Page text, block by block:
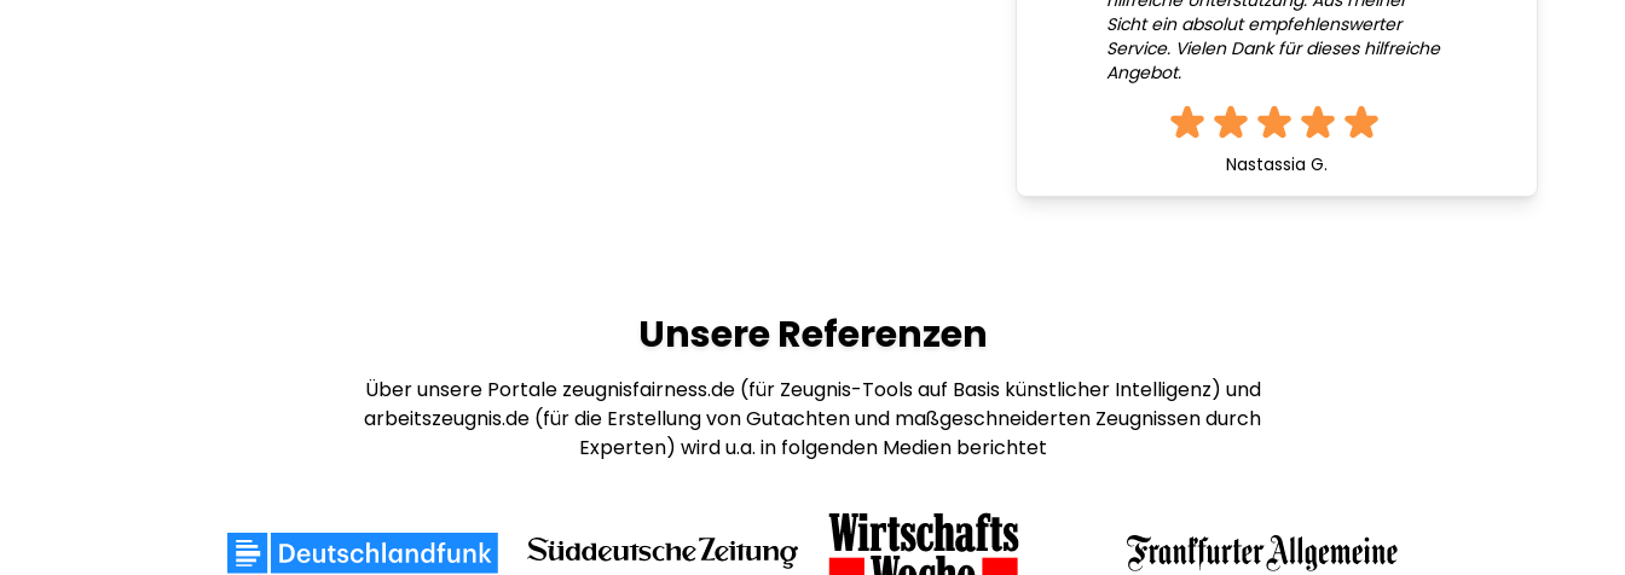
Sicht ein absolut empfehlenswerter
Service. Vielen Dank für dieses hilfreiche
Angebot.
Nastassia G.
Unsere Referenzen
Über unsere Portale zeugnisfairness.de (für Zeugnis-Tools auf Basis künstlicher Intelligenz) und
arbeitszeugnis.de (für die Erstellung von Gutachten und maßgeschneiderten Zeugnissen durch
Experten) wird u.a. in folgenden Medien berichtet